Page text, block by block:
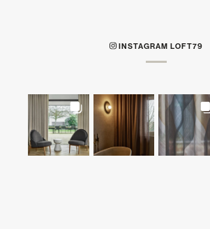
INSTAGRAM LOFT79